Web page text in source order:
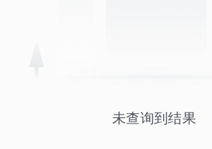
未查询到结果